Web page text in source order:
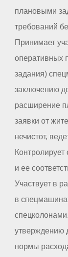
плановыми
требований
Принимает
оперативных
задания)
заключению
расширение
заявки от
нечистот,
Контролирует
и ее
Участвует в
в
утверждению
нормы